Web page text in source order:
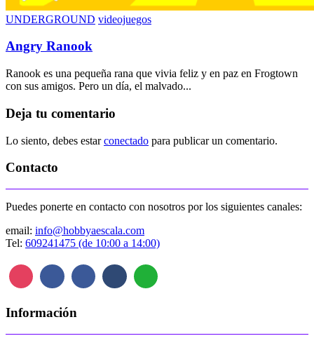
UNDERGROUND videojuegos
Angry Ranook
Ranook es una pequeña rana que vivia feliz y en paz en Frogtown
con sus amigos. Pero un día, el malvado...
Deja tu comentario
Lo siento, debes estarconectado para publicar un comentario.
Contacto
Puedes ponerte en contacto con nosotros por los siguientes canales:
email: info@hobbyaescala.com
Tel: 609241475 (de 10:00 a 14:00)
Información